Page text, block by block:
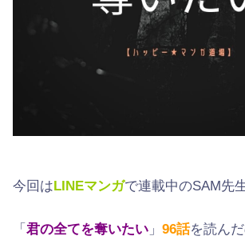
今回はLINEマンガで連載中のSAM先
「 君の全てを奪いたい 」 96話を読ん